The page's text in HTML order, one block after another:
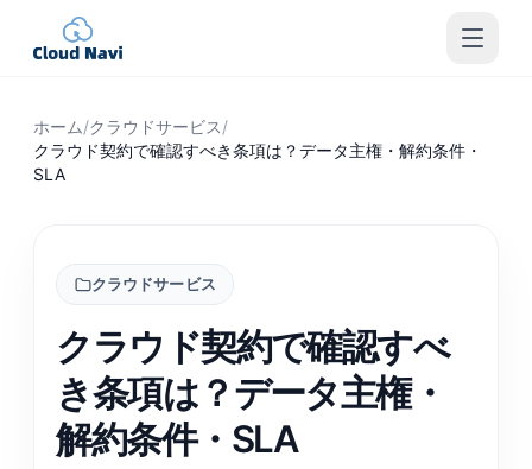
ホーム/クラウドサービス/
クラウド契約で確認すべき条項は？データ主権・解約条件・
SLA
クラウドサービス
クラウド契約で確認すべ
き条項は？データ主権・
解約条件・SLA